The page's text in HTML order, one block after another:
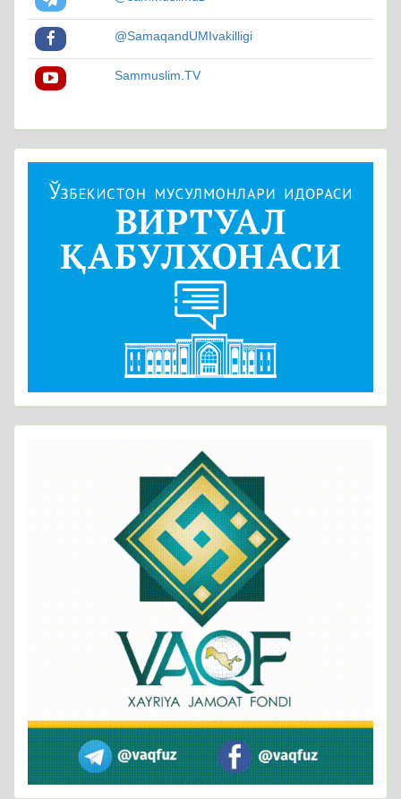
@SamaqandUMIvakilligi
Sammuslim.TV